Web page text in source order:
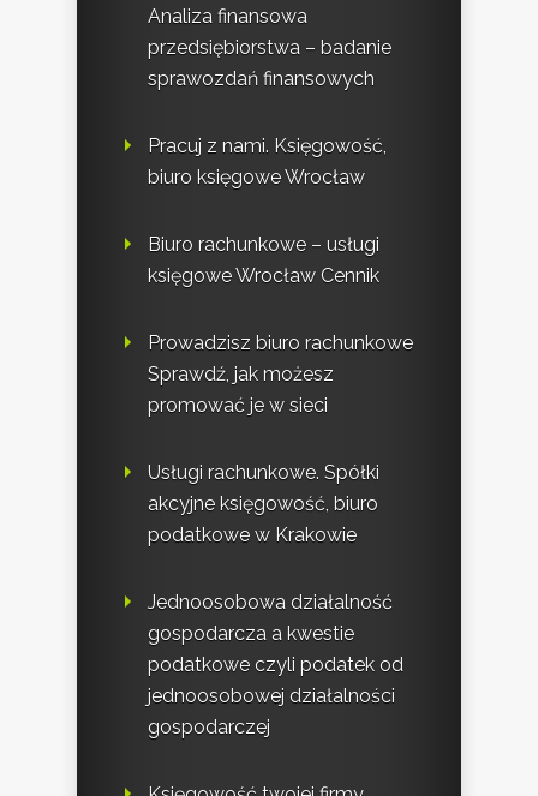
Analiza finansowa
przedsiębiorstwa – badanie
sprawozdań finansowych
Pracuj z nami. Księgowość,
biuro księgowe Wrocław
Biuro rachunkowe – usługi
księgowe Wrocław Cennik
Prowadzisz biuro rachunkowe
Sprawdź, jak możesz
promować je w sieci
Usługi rachunkowe. Spółki
akcyjne księgowość, biuro
podatkowe w Krakowie
Jednoosobowa działalność
gospodarcza a kwestie
podatkowe czyli podatek od
jednoosobowej działalności
gospodarczej